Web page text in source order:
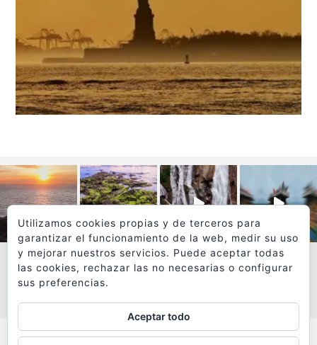
VER MÁS
Utilizamos cookies propias y de terceros para
garantizar el funcionamiento de la web, medir su uso
y mejorar nuestros servicios. Puede aceptar todas
las cookies, rechazar las no necesarias o configurar
sus preferencias.
Aceptar todo